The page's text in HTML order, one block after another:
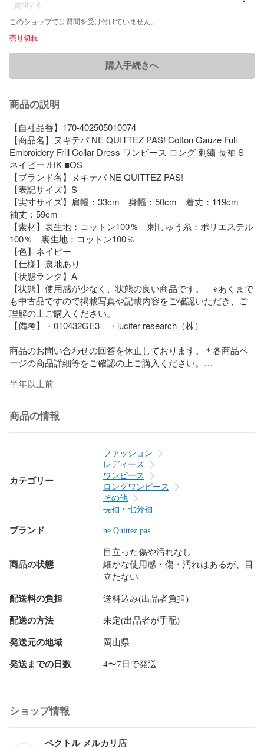
質問する
このショップでは質問を受け付けていません。
売り切れ
購入手続きへ
商品の説明
【自社品番】170-402505010074
【商品名】ヌキテパ NE QUITTEZ PAS! Cotton Gauze Full
Embroidery Frill Collar Dress ワンピース ロング 刺繍 長袖 S
ネイビー /HK ■OS
【ブランド名】ヌキテパ NE QUITTEZ PAS!
【表記サイズ】S
【実寸サイズ】肩幅：33cm　身幅：50cm　着丈：119cm
袖丈：59cm
【素材】表生地：コットン100％　刺しゅう糸：ポリエステル
100％　裏生地：コットン100％
【色】ネイビー
【仕様】裏地あり
【状態ランク】A
【状態】使用感が少なく、状態の良い商品です。　※あくまで
も中古品ですので掲載写真や記載内容をご確認いただき、ご
理解の上ご購入ください。
【備考】・010432GE3　・lucifer research（株）
商品のお問い合わせの回答を休止しております。＊各商品ペ
ージの商品詳細等をご確認の上ご購入ください。
★本商品は一点物です
他サイトや店舗にて販売している商品です。多少のお時間差
にて欠品になることもございます。予めご了承頂ますようお
願い致します。
半年以上前
商品の情報
カテゴリー
ファッション
レディース
ワンピース
ロングワンピース
その他
長袖・七分袖
ブランド ne Quittez pas
商品の状態
目立った傷や汚れなし
細かな使用感・傷・汚れはあるが、目
立たない
配送料の負担 送料込み(出品者負担)
配送の方法 未定(出品者が手配)
発送元の地域 岡山県
発送までの日数 4〜7日で発送
ショップ情報
ベクトル メルカリ店